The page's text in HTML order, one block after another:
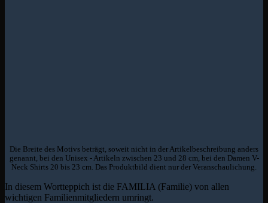
Die Breite des Motivs beträgt, soweit nicht in der Artikelbeschreibung anders
genannt, bei den Unisex - Artikeln zwischen 23 und 28 cm, bei den Damen V-
Neck Shirts 20 bis 23 cm. Das Produktbild dient nur der Veranschaulichung.
In diesem Wortteppich ist die FAMILIA (Familie) von allen
wichtigen Familienmitgliedern umringt.